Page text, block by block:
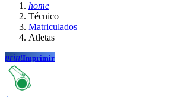
home
Técnico
Matriculados
Atletas
printImprimir